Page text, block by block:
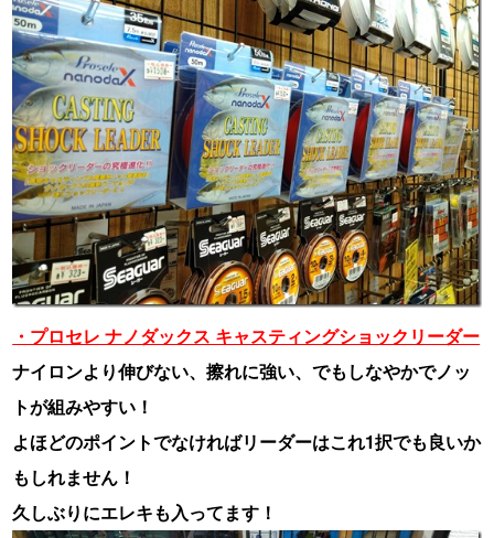
・プロセレ ナノダックス キャスティングショックリーダー
ナイロンより伸びない、擦れに強い、でもしなやかでノッ
トが組みやすい！
よほどのポイントでなければリーダーはこれ1択でも良いか
もしれません！
久しぶりにエレキも入ってます！